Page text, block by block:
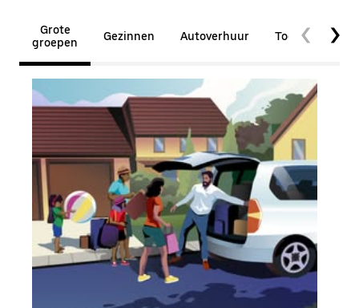
Grote
groepen
Gezinnen Autoverhuur